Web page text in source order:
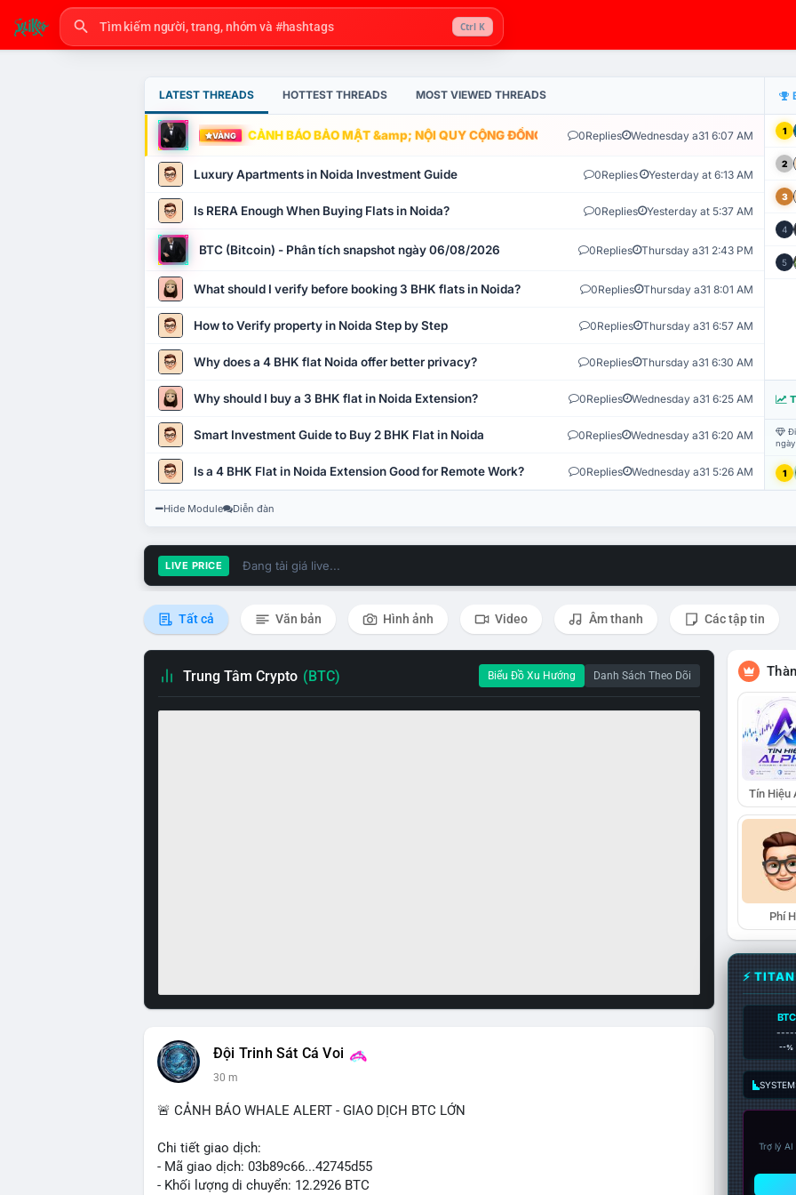
Ctrl K
LATEST THREADS HOTTEST THREADS MOST VIEWED THREADS
VÀNG CẢNH BÁO BẢO MẬT &amp; NỘI QUY CỘNG ĐỒNG VLIKE.VN: HỆ THỐNG GIÁM SÁT TỰ
0Replies Wednesday a31 6:07 AM
Luxury Apartments in Noida Investment Guide 0Replies Yesterday at 6:13 AM
Is RERA Enough When Buying Flats in Noida? 0Replies Yesterday at 5:37 AM
BTC (Bitcoin) - Phân tích snapshot ngày 06/08/2026 0Replies Thursday a31 2:43 PM
What should I verify before booking 3 BHK flats in Noida? 0Replies Thursday a31 8:01 AM
How to Verify property in Noida Step by Step 0Replies Thursday a31 6:57 AM
Why does a 4 BHK flat Noida offer better privacy? 0Replies Thursday a31 6:30 AM
Why should I buy a 3 BHK flat in Noida Extension? 0Replies Wednesday a31 6:25 AM
Smart Investment Guide to Buy 2 BHK Flat in Noida 0Replies Wednesday a31 6:20 AM
Is a 4 BHK Flat in Noida Extension Good for Remote Work? 0Replies Wednesday a31 5:26 AM
1
2
3
4
5
1
Hide Module Diễn đàn
LIVE PRICE Đang tải giá live...
Tất cả Văn bản Hình ảnh Video Âm thanh Các tập tin
Trung Tâm Crypto (BTC) Biểu Đồ Xu Hướng Danh Sách Theo Dõi
Đội Trinh Sát Cá Voi
30 m
🚨 CẢNH BÁO WHALE ALERT - GIAO DỊCH BTC LỚN
Chi tiết giao dịch:
- Mã giao dịch: 03b89c66...42745d55
- Khối lượng di chuyển: 12.2926 BTC
Tín Hiệu
Phí
⚡
BTC
--%
Trợ lý